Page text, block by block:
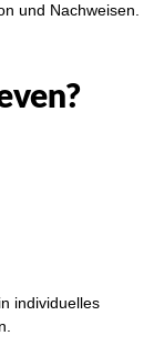
und Nachweisen.
individuelles